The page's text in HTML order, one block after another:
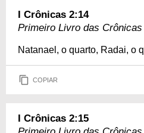
I Crônicas 2:14
Primeiro Livro das
Natanael, o quarto, Radai, o
COPIAR
I Crônicas 2:15